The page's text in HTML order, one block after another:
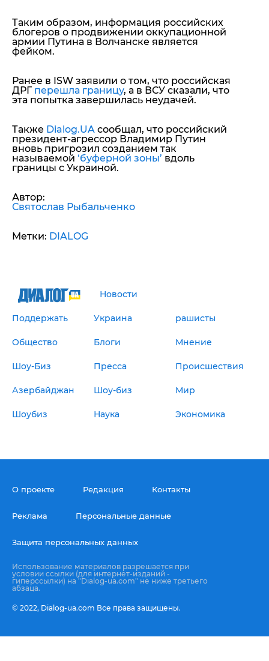
Таким образом, информация российских
блогеров о продвижении оккупационной
армии Путина в Волчанске является
фейком.
Ранее в ISW заявили о том, что российская
ДРГ перешла границу, а в ВСУ сказали, что
эта попытка завершилась неудачей.
Также Dialog.UA сообщал, что российский
президент-агрессор Владимир Путин
вновь пригрозил созданием так
называемой ‘буферной зоны’ вдоль
границы с Украиной.
Автор:
Святослав Рыбальченко
Метки: DIALOG
Новости
Поддержать Украина рашисты
Общество Блоги Мнение
Шоу-Биз Пресса Происшествия
Азербайджан Шоу-биз Мир
Шоубиз Наука Экономика
О проекте Редакция Контакты
Реклама Персональные данные
Защита персональных данных
Использование материалов разрешается при
условии ссылки (для интернет-изданий -
гиперссылки) на "Dialog-ua.com" не ниже третьего
абзаца.
© 2022, Dialog-ua.сom Все права защищены.